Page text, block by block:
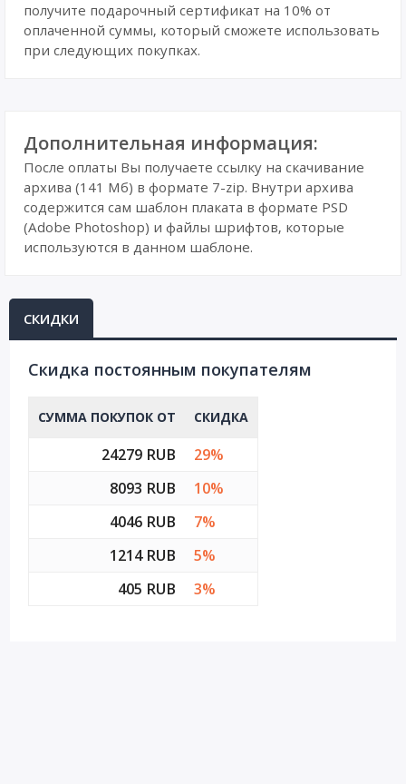
получите подарочный сертификат на 10% от
оплаченной суммы, который сможете использовать
при следующих покупках.
Дополнительная информация:
После оплаты Вы получаете ссылку на скачивание
архива (141 Мб) в формате 7-zip. Внутри архива
содержится сам шаблон плаката в формате PSD
(Adobe Photoshop) и файлы шрифтов, которые
используются в данном шаблоне.
СКИДКИ
Cкидка постоянным покупателям
СУММА ПОКУПОК ОТ СКИДКА
24279 RUB
29%
8093 RUB
10%
4046 RUB
7%
1214 RUB
5%
405 RUB
3%